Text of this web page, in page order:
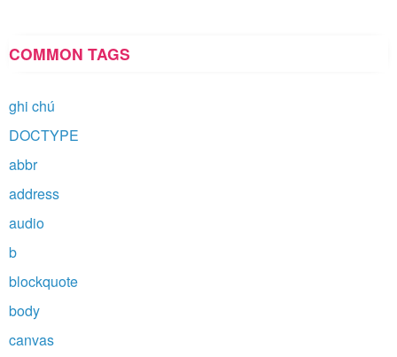
COMMON TAGS
ghi chú
DOCTYPE
abbr
address
audio
b
blockquote
body
canvas